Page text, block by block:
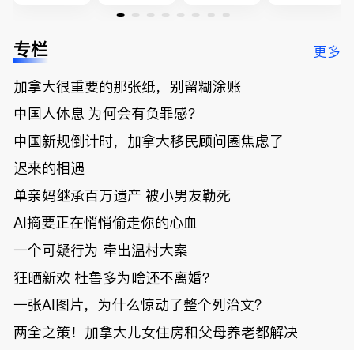
低；免费狂
送50万磅蔬
温“丑陋土
豆日”冲击
吉尼斯纪
录；惨！留
学生换汇被
骗光2万美
元，还被卷
入跨国刑案
账户遭封！
官：太假
欠款多出$1
9万；突
发！无辜男
孩温哥华市
中心被刺身
底；做顿饭
单；房市崩
国租赁市场
恐迎暴跌危
夫妻住进殡
专栏 更多
加拿大很重要的那张纸，别留糊涂账
中国人休息 为何会有负罪感？
中国新规倒计时，加拿大移民顾问圈焦虑了
迟来的相遇
单亲妈继承百万遗产 被小男友勒死
AI摘要正在悄悄偷走你的心血
一个可疑行为 牵出温村大案
狂晒新欢 杜鲁多为啥还不离婚？
一张AI图片，为什么惊动了整个列治文？
两全之策！加拿大儿女住房和父母养老都解决